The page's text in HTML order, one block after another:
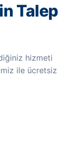
Talep
hizmeti
ile ücretsiz